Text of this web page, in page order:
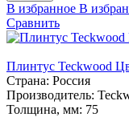
В избранное В
Сравнить
Плинтус Teckwood
Страна: Россия
Производитель:
Толщина, мм: 75